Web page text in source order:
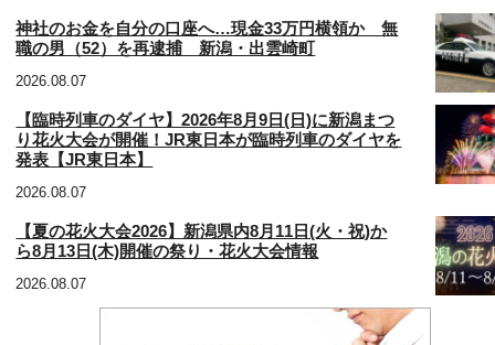
神社のお金を自分の口座へ…現金33万円横領か 無
職の男（52）を再逮捕 新潟・出雲崎町
2026.08.07
【臨時列車のダイヤ】2026年8月9日(日)に新潟まつ
り花火大会が開催！JR東日本が臨時列車のダイヤを
発表【JR東日本】
2026.08.07
【夏の花火大会2026】新潟県内8月11日(火・祝)か
ら8月13日(木)開催の祭り・花火大会情報
2026.08.07